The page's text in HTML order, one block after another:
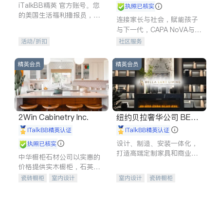
iTalkBB精英 官方账号。您
的美国生活福利播报员，精
专属福利。
活动/折扣
执照已核实
连接家长与社会，赋能孩子
与下一代，CAPA NoVA与您
携手建设包容、公平、充满
社区服务
精英会员
2Win Cabinetry Inc.
iTalkBB精英认证
执照已核实
中华橱柜石材公司以实惠的
价格提供实木橱柜，石英石
台面，多种优质不锈钢水
瓷砖橱柜
室内设计
精英会员
纽约贝拉奢华公司 BELL
A LUXE
iTalkBB精英认证
设计、制造、安装一体化，
打造高端定制家具和商业空
室内设计
瓷砖橱柜